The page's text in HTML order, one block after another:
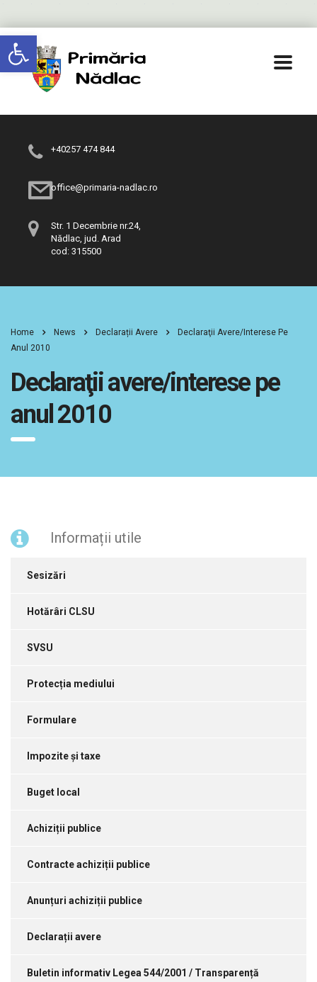
Deschide bara de unelte
+40257 474 844
office@primaria-nadlac.ro
Str. 1 Decembrie nr.24,
Nădlac, jud. Arad
cod: 315500
Home News Declarații Avere
Declaraţii Avere/interese Pe
Anul 2010
Declaraţii avere/interese pe
anul 2010
Informații utile
Sesizări
Hotărâri CLSU
SVSU
Protecția mediului
Formulare
Impozite și taxe
Buget local
Achiziții publice
Contracte achiziții publice
Anunțuri achiziții publice
Declarații avere
Buletin informativ Legea 544/2001 / Transparență